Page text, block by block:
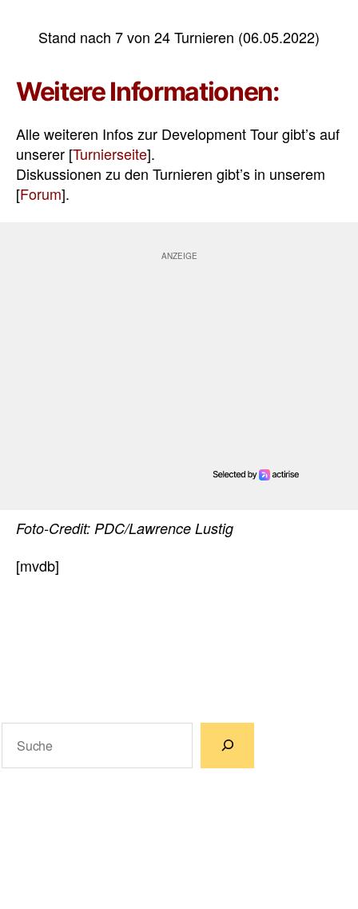
Stand nach 7 von 24 Turnieren (06.05.2022)
Weitere Informationen:
Alle weiteren Infos zur Development Tour gibt’s auf
unserer [Turnierseite].
Diskussionen zu den Turnieren gibt’s in unserem
[Forum].
Foto-Credit: PDC/Lawrence Lustig
[mvdb]